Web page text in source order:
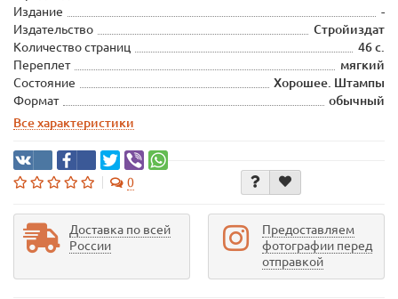
Издание
-
Издательство
Стройиздат
Количество страниц
46 с.
Переплет
мягкий
Состояние
Хорошее. Штампы
Формат
обычный
Все характеристики
0
Доставка по всей
России
Предоставляем
фотографии перед
отправкой